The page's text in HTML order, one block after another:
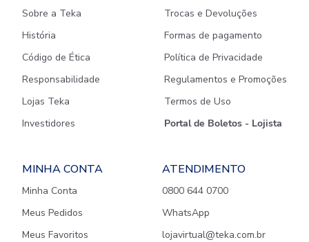
Sobre a Teka
História
Código de Ética
Responsabilidade
Lojas Teka
Investidores
Trocas e Devoluções
Formas de pagamento
Política de Privacidade
Regulamentos e Promoções
Termos de Uso
Portal de Boletos - Lojista
MINHA CONTA
Minha Conta
Meus Pedidos
Meus Favoritos
ATENDIMENTO
0800 644 0700
WhatsApp
lojavirtual@teka.com.br